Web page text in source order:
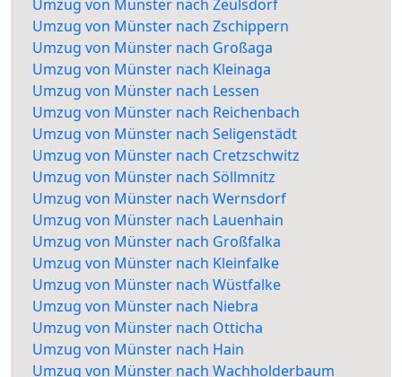
Umzug von Münster nach Zeulsdorf
Umzug von Münster nach Zschippern
Umzug von Münster nach Großaga
Umzug von Münster nach Kleinaga
Umzug von Münster nach Lessen
Umzug von Münster nach Reichenbach
Umzug von Münster nach Seligenstädt
Umzug von Münster nach Cretzschwitz
Umzug von Münster nach Söllmnitz
Umzug von Münster nach Wernsdorf
Umzug von Münster nach Lauenhain
Umzug von Münster nach Großfalka
Umzug von Münster nach Kleinfalke
Umzug von Münster nach Wüstfalke
Umzug von Münster nach Niebra
Umzug von Münster nach Otticha
Umzug von Münster nach Hain
Umzug von Münster nach Wachholderbaum